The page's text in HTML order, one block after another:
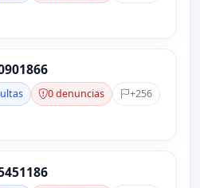
0 denuncias
+256